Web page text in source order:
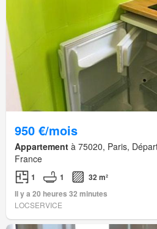
950 €/mois
Appartement à 75020, Paris,
France
1 1
32 m²
Il y a 20 heures 32 minutes
LOCSERVICE